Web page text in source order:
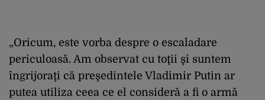
„Oricum, este vorba despre o escaladare
periculoasă. Am observat cu toţii şi suntem
îngrijoraţi că preşedintele Vladimir Putin ar
putea utiliza ceea ce el consideră a fi o armă